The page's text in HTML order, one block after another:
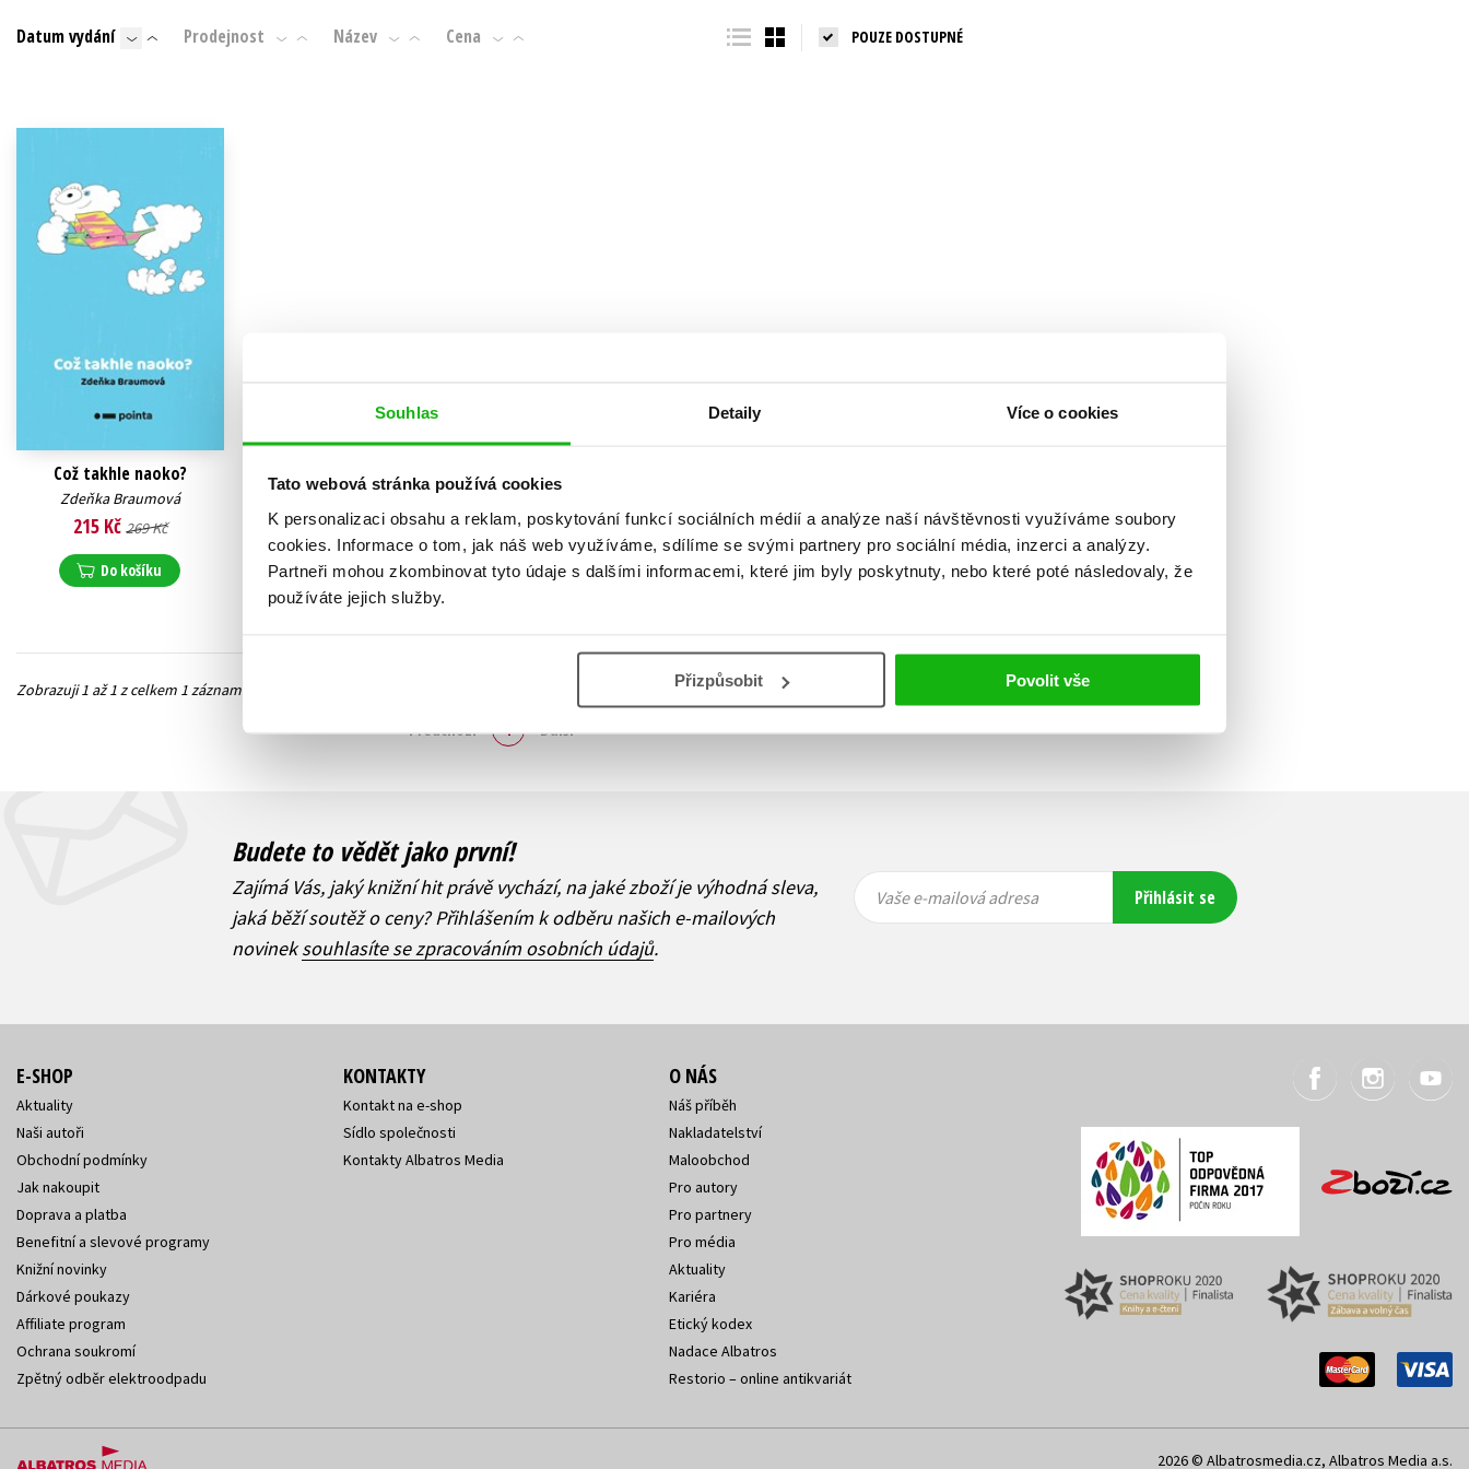
Souhlas Detaily Více o cookies
Tato webová stránka používá cookies
K personalizaci obsahu a reklam, poskytování funkcí sociálních médií a analýze naší návštěvnosti využíváme soubory
cookies. Informace o tom, jak náš web využíváme, sdílíme se svými partnery pro sociální média, inzerci a analýzy.
Partneři mohou zkombinovat tyto údaje s dalšími informacemi, které jim byly poskytnuty, nebo které poté následovaly, že
používáte jejich služby.
Přizpůsobit Povolit vše
Beletrie pro děti
Byznys a ekonomie
Jazyky
Populárně - naučné pro děti
Young adult (SK)
Datum vydání Prodejnost Název Cena POUZE DOSTUPNÉ
Což takhle naoko?
Zdeňka Braumová
215 Kč 269 Kč
Do košíku
Zobraz záznamů
Zobrazuji 1 až 1 z celkem 1 záznamů
Předchozí 1 Další
Budete to vědět jako první!
Zajímá Vás, jaký knižní hit právě vychází, na jaké zboží je výhodná sleva,
jaká běží soutěž o ceny? Přihlášením k odběru našich e-mailových
novineksouhlasíte se zpracováním osobních údajů.
Vaše e-
mailová
Vaše e-
mailová
Vaše e-mailová adresa Přihlásit se
E-SHOP
Aktuality
Naši autoři
Obchodní podmínky
Jak nakoupit
Doprava a platba
Benefitní a slevové programy
Knižní novinky
Dárkové poukazy
Affiliate program
Ochrana soukromí
Zpětný odběr elektroodpadu
KONTAKTY
Kontakt na e-shop
Sídlo společnosti
Kontakty Albatros Media
O NÁS
Náš příběh
Nakladatelství
Maloobchod
Pro autory
Pro partnery
Pro média
Aktuality
Kariéra
Etický kodex
Nadace Albatros
Restorio – online antikvariát
2026 © Albatrosmedia.cz, Albatros Media a.s.